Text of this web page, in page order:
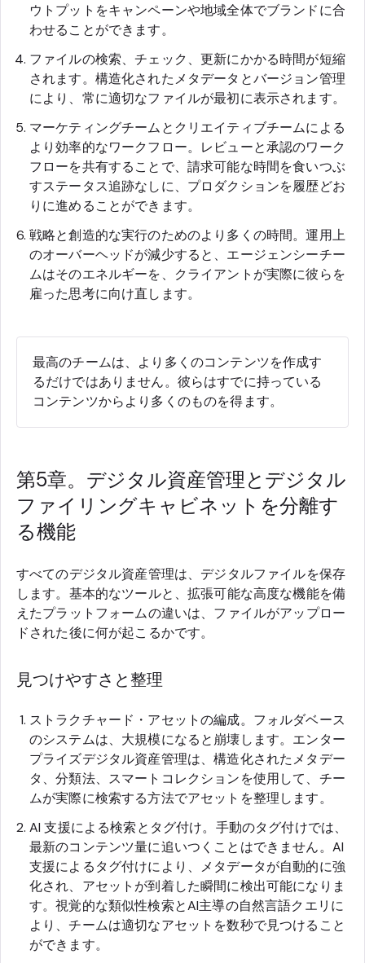
ウトプットをキャンペーンや地域全体でブランドに合
わせることができます。
ファイルの検索、チェック、更新にかかる時間が短縮
されます。構造化されたメタデータとバージョン管理
により、常に適切なファイルが最初に表示されます。
マーケティングチームとクリエイティブチームによる
より効率的なワークフロー。レビューと承認のワーク
フローを共有することで、請求可能な時間を食いつぶ
すステータス追跡なしに、プロダクションを履歴どお
りに進めることができます。
戦略と創造的な実行のためのより多くの時間。運用上
のオーバーヘッドが減少すると、エージェンシーチー
ムはそのエネルギーを、クライアントが実際に彼らを
雇った思考に向け直します。
最高のチームは、より多くのコンテンツを作成す
るだけではありません。彼らはすでに持っている
コンテンツからより多くのものを得ます。
第5章。デジタル資産管理とデジタル
ファイリングキャビネットを分離す
る機能
すべてのデジタル資産管理は、デジタルファイルを保存
します。基本的なツールと、拡張可能な高度な機能を備
えたプラットフォームの違いは、ファイルがアップロー
ドされた後に何が起こるかです。
見つけやすさと整理
ストラクチャード・アセットの編成。フォルダベース
のシステムは、大規模になると崩壊します。エンター
プライズデジタル資産管理は、構造化されたメタデー
タ、分類法、スマートコレクションを使用して、チー
ムが実際に検索する方法でアセットを整理します。
AI 支援による検索とタグ付け。手動のタグ付けでは、
最新のコンテンツ量に追いつくことはできません。AI
支援によるタグ付けにより、メタデータが自動的に強
化され、アセットが到着した瞬間に検出可能になりま
す。視覚的な類似性検索とAI主導の自然言語クエリに
より、チームは適切なアセットを数秒で見つけること
ができます。